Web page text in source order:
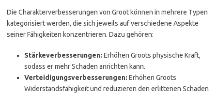
Die Charakterverbesserungen von Groot können in mehrere Typen
kategorisiert werden, die sich jeweils auf verschiedene Aspekte
seiner Fähigkeiten konzentrieren. Dazu gehören:
Stärkeverbesserungen: Erhöhen Groots physische Kraft,
sodass er mehr Schaden anrichten kann.
Verteidigungsverbesserungen: Erhöhen Groots
Widerstandsfähigkeit und reduzieren den erlittenen Schaden